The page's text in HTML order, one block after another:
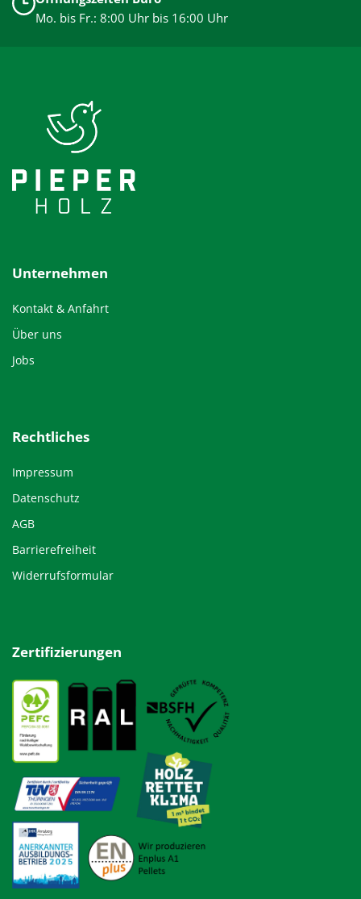
Mo. bis Fr.: 8:00 Uhr bis 16:00 Uhr
Unternehmen
Kontakt & Anfahrt
Über uns
Jobs
Rechtliches
Impressum
Datenschutz
AGB
Barrierefreiheit
Widerrufsformular
Zertifizierungen